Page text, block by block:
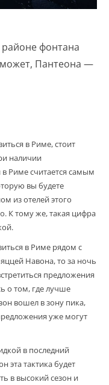
фонтана
Пантеона —
в Риме, стоит
наличии
Риме считается самым
вы будете
из отелей этого
К тому же, такая цифра
в Риме рядом с
Навона, то за ночь
предложения
о том, где лучше
вошел в зону пика,
уже могут
в последний
эта тактика будет
в высокий сезон и